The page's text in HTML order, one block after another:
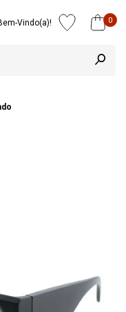
Vindo(a)! 0